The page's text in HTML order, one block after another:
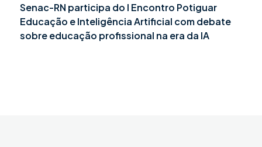
Senac-RN participa do I Encontro Potiguar
Educação e Inteligência Artificial com debate
sobre educação profissional na era da IA